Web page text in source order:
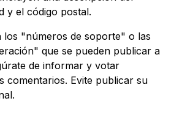
y el código postal.
los "números de soporte" o las
que se pueden publicar a
de informar y votar
comentarios. Evite publicar su